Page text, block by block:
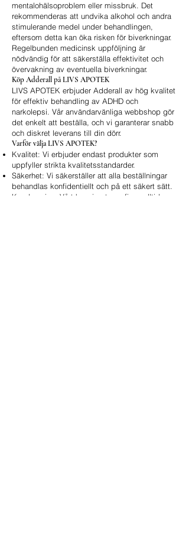
mentalohälsoproblem eller missbruk. Det
rekommenderas att undvika alkohol och andra
stimulerande medel under behandlingen,
eftersom detta kan öka risken för biverkningar.
Regelbunden medicinsk uppföljning är
nödvändig för att säkerställa effektivitet och
övervakning av eventuella biverkningar.
Köp Adderall på LIVS APOTEK
LIVS APOTEK erbjuder Adderall av hög kvalitet
för effektiv behandling av ADHD och
narkolepsi. Vår användarvänliga webbshop gör
det enkelt att beställa, och vi garanterar snabb
och diskret leverans till din dörr.
Varför välja LIVS APOTEK?
Kvalitet: Vi erbjuder endast produkter som
uppfyller strikta kvalitetsstandarder.
Säkerhet: Vi säkerställer att alla beställningar
behandlas konfidentiellt och på ett säkert sätt.
Kundservice: Vårt kunniga team finns alltid